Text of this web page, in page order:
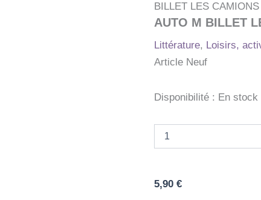
BILLET LES CAMIONS
AUTO M BILLET
Littérature, Loisirs,
Article Neuf
Disponibilité : En stock
BILLET
LES
5,90 €